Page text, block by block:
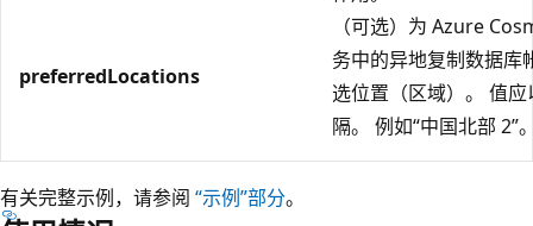
preferredLocations
（可选）为 Azure
务中的异地复制数据库
选位置（区域）。 值
隔。 例如“中国北部 2”
有关完整示例，请参阅 “示例”部分。